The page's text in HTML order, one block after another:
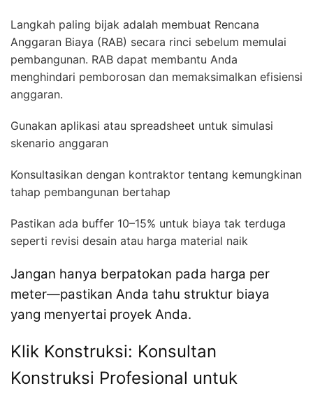
Langkah paling bijak adalah membuat Rencana
Anggaran Biaya (RAB) secara rinci sebelum memulai
pembangunan. RAB dapat membantu Anda
menghindari pemborosan dan memaksimalkan efisiensi
anggaran.
Gunakan aplikasi atau spreadsheet untuk simulasi
skenario anggaran
Konsultasikan dengan kontraktor tentang kemungkinan
tahap pembangunan bertahap
Pastikan ada buffer 10–15% untuk biaya tak terduga
seperti revisi desain atau harga material naik
Jangan hanya berpatokan pada harga per
meter—pastikan Anda tahu struktur biaya
yang menyertai proyek Anda.
Klik Konstruksi: Konsultan
Konstruksi Profesional untuk